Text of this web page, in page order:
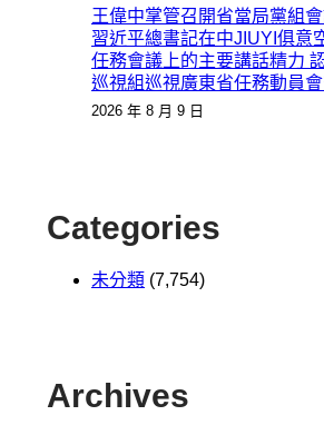
王偉中掌管召開省當局黨組
習近平總書記在中JIUYI俱意
任務會議上的主要講話精力
巡視組巡視廣東省任務動員
2026 年 8 月 9 日
Categories
未分類 (7,754)
Archives